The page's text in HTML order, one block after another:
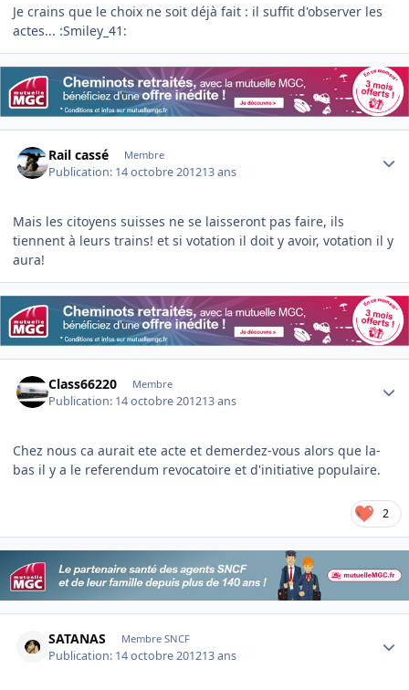
Je crains que le choix ne soit déjà fait : il suffit d'observer les
actes... :Smiley_41:
Rail cassé Membre
Publication: 14 octobre 201213 ans
Mais les citoyens suisses ne se laisseront pas faire, ils
tiennent à leurs trains! et si votation il doit y avoir, votation il y
aura!
Class66220 Membre
Publication: 14 octobre 201213 ans
Chez nous ca aurait ete acte et demerdez-vous alors que la-
bas il y a le referendum revocatoire et d'initiative populaire.
2
SATANAS Membre SNCF
Publication: 14 octobre 201213 ans